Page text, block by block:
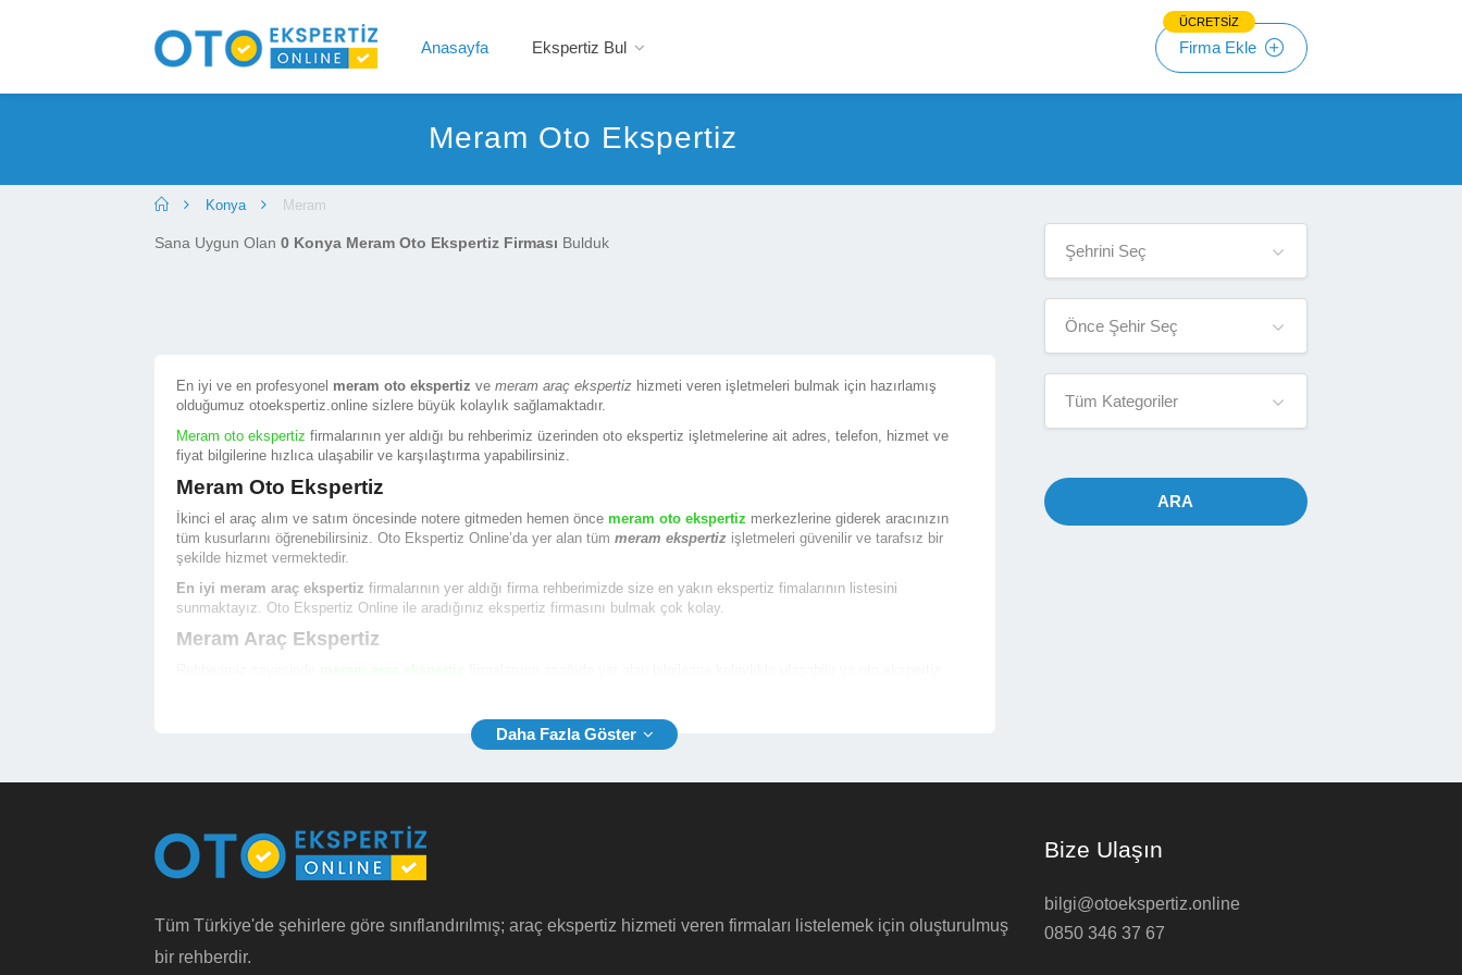
Anasayfa Ekspertiz Bul
ÜCRETSİZ
Firma Ekle
Meram Oto Ekspertiz
Konya Meram
Sana Uygun Olan 0 Konya Meram Oto Ekspertiz Firması Bulduk
En iyi ve en profesyonel meram oto ekspertiz ve meram araç ekspertiz hizmeti veren işletmeleri bulmak için hazırlamış
olduğumuz otoekspertiz.online sizlere büyük kolaylık sağlamaktadır.
Meram oto ekspertiz firmalarının yer aldığı bu rehberimiz üzerinden oto ekspertiz işletmelerine ait adres, telefon, hizmet ve
fiyat bilgilerine hızlıca ulaşabilir ve karşılaştırma yapabilirsiniz.
Meram Oto Ekspertiz
İkinci el araç alım ve satım öncesinde notere gitmeden hemen önce meram oto ekspertiz merkezlerine giderek aracınızın
tüm kusurlarını öğrenebilirsiniz. Oto Ekspertiz Online’da yer alan tüm meram ekspertiz işletmeleri güvenilir ve tarafsız bir
şekilde hizmet vermektedir.
En iyi meram araç ekspertiz firmalarının yer aldığı firma rehberimizde size en yakın ekspertiz fimalarının listesini
sunmaktayız. Oto Ekspertiz Online ile aradığınız ekspertiz firmasını bulmak çok kolay.
Meram Araç Ekspertiz
İşletme Hizmet Çalışma Fotoğrafları
İşletme Bölgesindeki Noterlerin Bilgileri
İşletme Hakkında Detaylı Bilgi (Ödeme Yöntemi, Web Site vb.)
Türkiye genelinde yer alanen iyi konya oto ekspertiz firmaları
Meram Oto Ekspertiz Fiyatı
gösterebilmektedir. Binek otomobil araçlar için
Şehrini Seç
Önce Şehir Seç
Tüm Kategoriler
ARA
Tüm Türkiye'de şehirlere göre sınıflandırılmış; araç ekspertiz hizmeti veren firmaları listelemek için oluşturulmuş
bir rehberdir.
Bize Ulaşın
bilgi@otoekspertiz.online
0850 346 37 67